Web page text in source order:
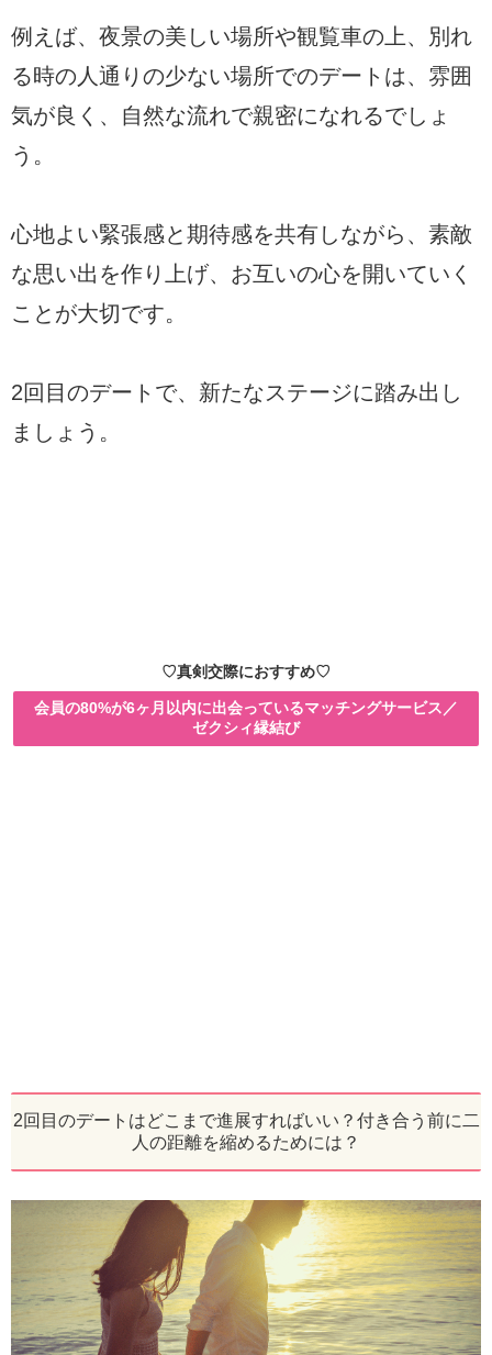
例えば、夜景の美しい場所や観覧車の上、別れ
る時の人通りの少ない場所でのデートは、雰囲
気が良く、自然な流れで親密になれるでしょ
う。
心地よい緊張感と期待感を共有しながら、素敵
な思い出を作り上げ、お互いの心を開いていく
ことが大切です。
2回目のデートで、新たなステージに踏み出し
ましょう。
♡真剣交際におすすめ♡
会員の80%が6ヶ月以内に出会っているマッチングサービス／
ゼクシィ縁結び
2回目のデートはどこまで進展すればいい？付き合う前に二
人の距離を縮めるためには？